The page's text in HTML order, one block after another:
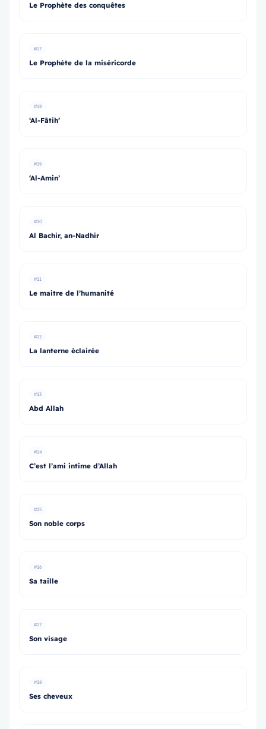
Le Prophète des conquêtes
#17
Le Prophète de la miséricorde
#18
‘Al-Fātih’
#19
‘Al-Amin’
#20
Al Bachir, an-Nadhir
#21
Le maitre de l’humanité
#22
La lanterne éclairée
#23
Abd Allah
#24
C’est l’ami intime d’Allah
#25
Son noble corps
#26
Sa taille
#27
Son visage
#28
Ses cheveux